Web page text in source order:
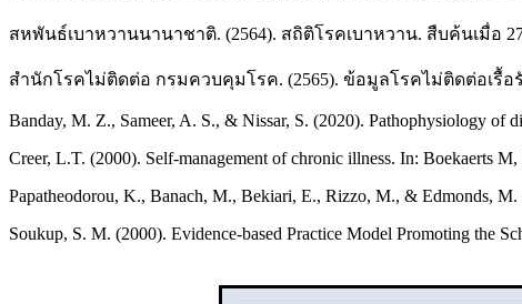
สหพันธ์เบาหวานนานาชาติ. (2564). สถิติโรคเบาหวาน. สืบค้นเมื่อ
สำนักโรคไม่ติดต่อ กรมควบคุมโรค. (2565). ข้อมูลโรคไม่ติดต่อเรื้อ
Banday, M. Z., Sameer, A. S., & Nissar, S. (2020). Pathophysiology of
Creer, L.T. (2000). Self-management of chronic illness. In: Boekaerts
Papatheodorou, K., Banach, M., Bekiari, E., Rizzo, M., & Edmonds,
Soukup, S. M. (2000). Evidence-based Practice Model Promoting the